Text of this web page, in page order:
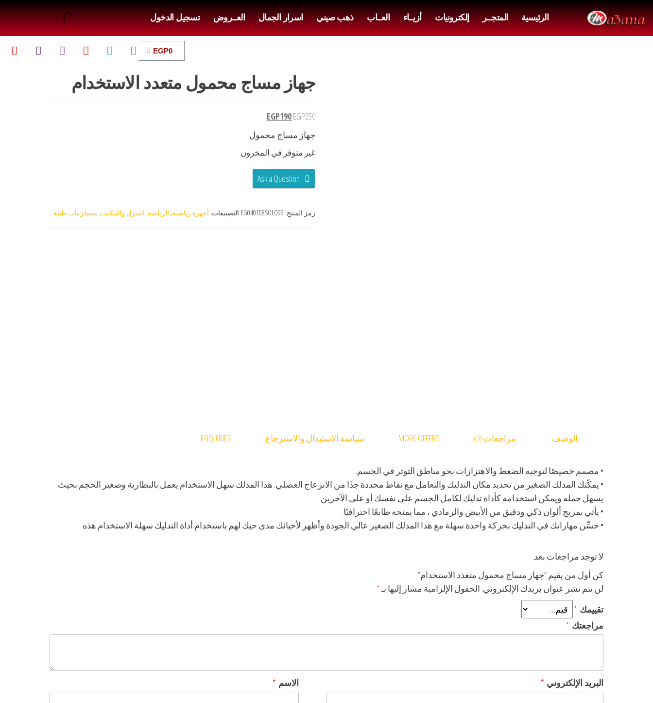
الرئيسية المتجــر إلكترونيات أزيــاء العــاب ذهب صيني اسرار الجمال العــروض تسجيل الدخول
EGP0
جهاز مساج محمول متعدد الاستخدام
EGP250
EGP190
جهاز مساج محمول
غير متوفر في المخزون
Ask a Question
رمز المنتج: EG040108SOLO99 التصنيفات: أجهزة رياضية, الرياضة, المنزل والمكتب, مستلزمات طبية
الوصف مراجعات (0) MORE OFFERS سياسة الاستبدال والاسترجاع ENQUIRIES
• مصمم خصيصًا لتوجيه الضغط والاهتزازات نحو مناطق التوتر في الجسم.
• يمكّنك المدلك الصغير من تحديد مكان التدليك والتعامل مع نقاط محددة جدًا من الانزعاج العضلي. هذا المدلك سهل الاستخدام يعمل بالبطارية وصغير الحجم بحيث
يسهل حمله ويمكن استخدامه كأداة تدليك لكامل الجسم على نفسك أو على الآخرين.
• يأتي بمزيج ألوان ذكي ودقيق من الأبيض والرمادي ، مما يمنحه طابعًا احترافيًا.
• حسِّن مهاراتك في التدليك بحركة واحدة سهلة مع هذا المدلك الصغير عالي الجودة وأظهر لأحبائك مدى حبك لهم باستخدام أداة التدليك سهلة الاستخدام هذه.
لا توجد مراجعات بعد.
كن أول من يقيم “جهاز مساج محمول متعدد الاستخدام”
لن يتم نشر عنوان بريدك الإلكتروني. الحقول الإلزامية مشار إليها بـ*
تقييمك *
مراجعتك *
الاسم * البريد الإلكتروني *